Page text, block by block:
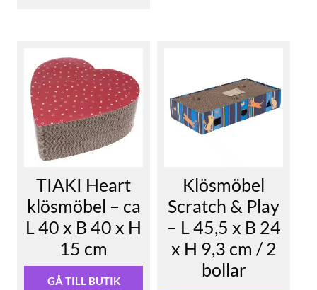
TIAKI Heart
klösmöbel – ca
L 40 x B 40 x H
15 cm
GÅ TILL BUTIK
Klösmöbel
Scratch & Play
– L 45,5 x B 24
x H 9,3 cm / 2
bollar